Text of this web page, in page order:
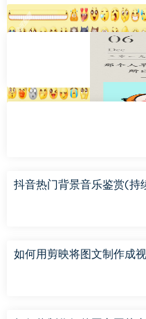
抖音热门背景音乐鉴赏(持
如何用剪映将图文制作成